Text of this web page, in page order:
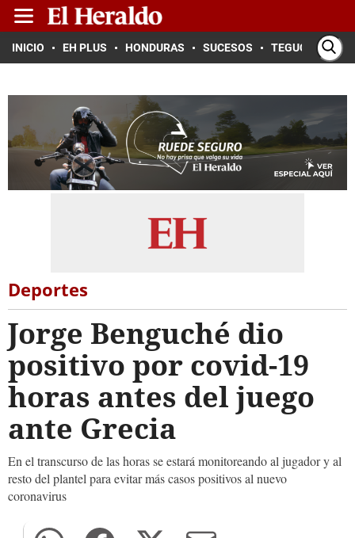
INICIO EH PLUS HONDURAS SUCESOS TEGUCIGALPA
Deportes
Jorge Benguché dio
positivo por covid-19
horas antes del juego
ante Grecia
En el transcurso de las horas se estará monitoreando al jugador y al
resto del plantel para evitar más casos positivos al nuevo
coronavirus